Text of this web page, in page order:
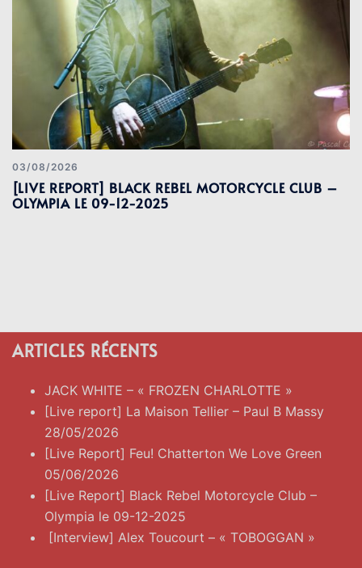
03/08/2026
[LIVE REPORT] BLACK REBEL MOTORCYCLE CLUB –
OLYMPIA LE 09-12-2025
ARTICLES RÉCENTS
JACK WHITE – « FROZEN CHARLOTTE »
[Live report] La Maison Tellier – Paul B Massy
28/05/2026
[Live Report] Feu! Chatterton We Love Green
05/06/2026
[Live Report] Black Rebel Motorcycle Club –
Olympia le 09-12-2025
[Interview] Alex Toucourt – « TOBOGGAN »